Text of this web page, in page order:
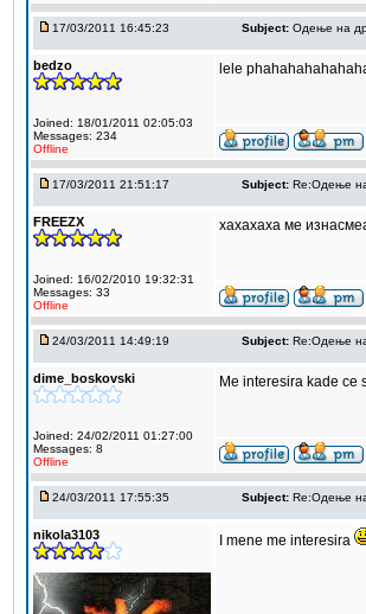
17/03/2011 16:45:23 Subject: Одење на
bedzo
Joined: 18/01/2011 02:05:03
Messages: 234
Offline
lele
17/03/2011 21:51:17 Subject: Re:Одење
FREEZX
Joined: 16/02/2010 19:32:31
Messages: 33
Offline
хахахаха ме
24/03/2011 14:49:19 Subject: Re:Одење
dime_boskovski
Joined: 24/02/2011 01:27:00
Messages: 8
Offline
Me interesira kade ce
24/03/2011 17:55:35 Subject: Re:Одење
nikola3103 I mene me interesira